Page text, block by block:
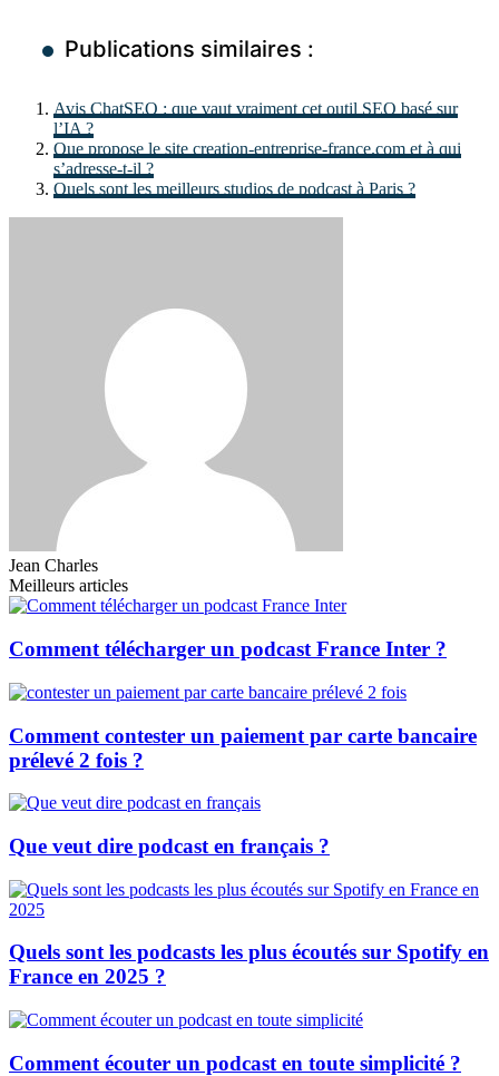
Publications similaires :
Avis ChatSEO : que vaut vraiment cet outil SEO basé sur
l’IA ?
Que propose le site creation-entreprise-france.com et à qui
s’adresse-t-il ?
Quels sont les meilleurs studios de podcast à Paris ?
Jean Charles
Meilleurs articles
Comment télécharger un podcast France Inter ?
Comment contester un paiement par carte bancaire
prélevé 2 fois ?
Que veut dire podcast en français ?
Quels sont les podcasts les plus écoutés sur Spotify en
France en 2025 ?
Comment écouter un podcast en toute simplicité ?